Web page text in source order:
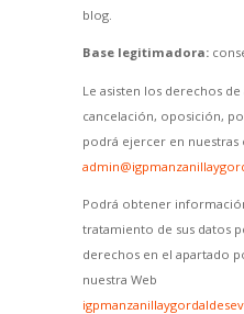
blog.
Base legitimadora:
Le asisten los derechos
cancelación, oposición,
podrá ejercer en nuestras
Podrá obtener
tratamiento de sus datos
derechos en el apartado
nuestra Web